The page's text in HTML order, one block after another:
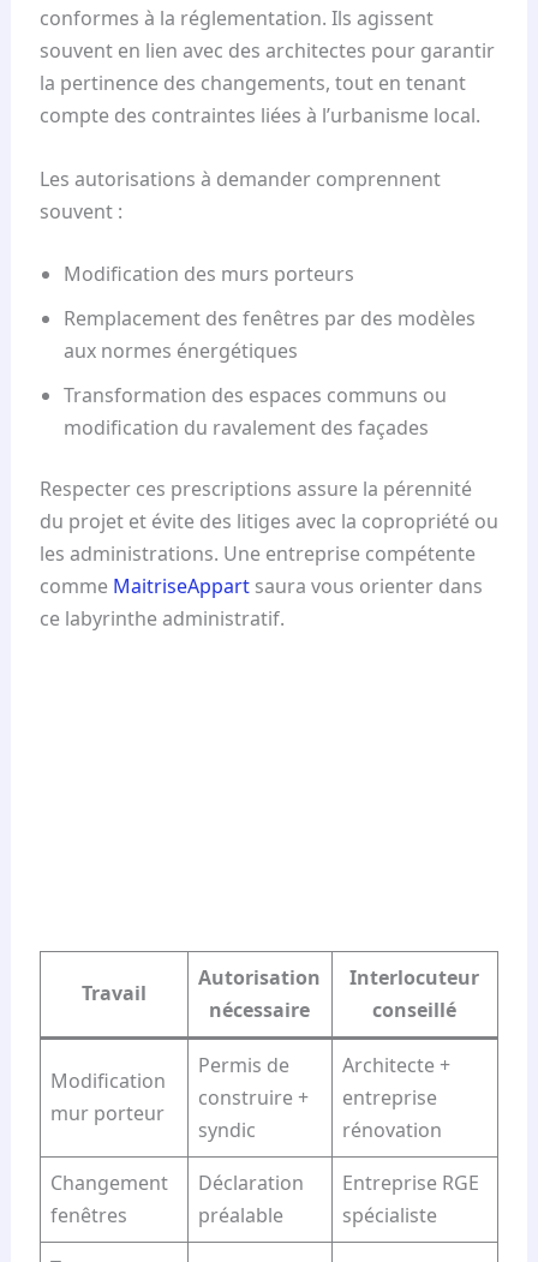
conformes à la réglementation. Ils agissent
souvent en lien avec des architectes pour garantir
la pertinence des changements, tout en tenant
compte des contraintes liées à l’urbanisme local.
Les autorisations à demander comprennent
souvent :
Modification des murs porteurs
Remplacement des fenêtres par des modèles
aux normes énergétiques
Transformation des espaces communs ou
modification du ravalement des façades
Respecter ces prescriptions assure la pérennité
du projet et évite des litiges avec la copropriété ou
les administrations. Une entreprise compétente
comme MaitriseAppartsaura vous orienter dans
ce labyrinthe administratif.
Travail
Autorisation
nécessaire
Interlocuteur
conseillé
Modification
mur porteur
Permis de
construire +
syndic
Architecte +
entreprise
rénovation
Changement
fenêtres
Déclaration
préalable
Entreprise RGE
spécialiste